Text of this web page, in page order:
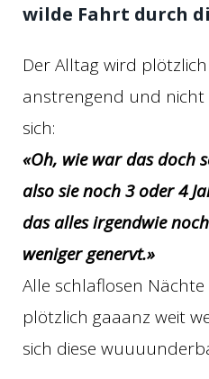
wilde Fahrt durch
Der Alltag wird
anstrengend und
sich:
«Oh, wie war das doch
also sie noch 3 oder 4
das alles irgendwie
weniger genervt.»
Alle schlaflosen
plötzlich gaaanz weit
sich diese